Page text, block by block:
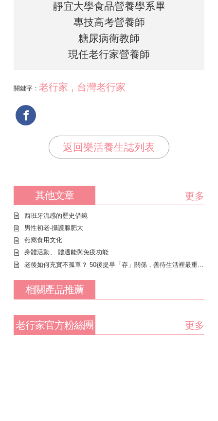
靜宜大學食品營養學系畢
專技高考營養師
糖尿病衛教師
現任老行家營養師
關鍵字： 老行家 , 台灣老行家
返回樂活養生誌列表
其他文章 更多
西班牙流感的歷史借鏡
男性初老-攝護腺肥大
燕窩食用文化
身體活動、 體適能與免疫功能
相關產品推薦
老行家官方粉絲團 更多